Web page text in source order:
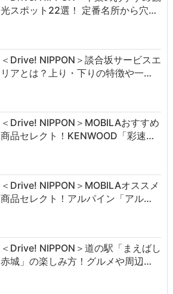
光スポット22選！ 定番名所から穴…
＜Drive! NIPPON＞談合坂サービスエ
リアとは？上り・下りの特徴や一…
＜Drive! NIPPON＞MOBILAおすすめ
商品セレクト！KENWOOD「彩速…
＜Drive! NIPPON＞MOBILAオススメ
商品セレクト！アルパイン「アル…
＜Drive! NIPPON＞道の駅「まえばし
赤城」の楽しみ方！グルメや周辺…